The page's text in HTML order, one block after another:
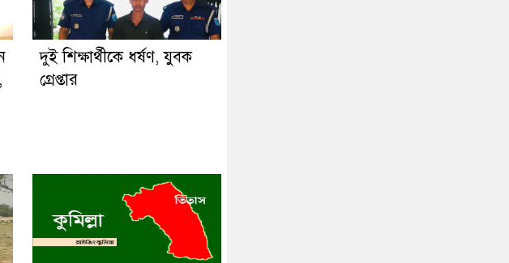
দুই শিক্ষার্থীকে ধর্ষণ, যুবক
গ্রেপ্তার